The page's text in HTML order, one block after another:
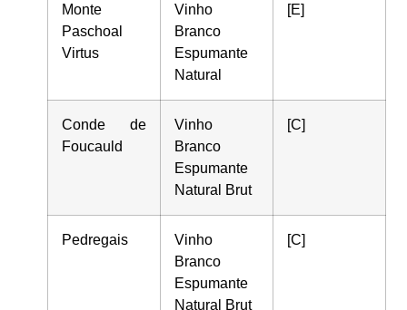
Monte
Paschoal
Virtus
Vinho
Branco
Espumante
Natural
[E]
Conde de
Foucauld
Vinho
Branco
Espumante
Natural Brut
[C]
Pedregais
Vinho
Branco
Espumante
Natural Brut
[C]